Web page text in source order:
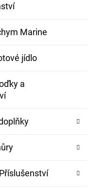
Marine
jídlo
a